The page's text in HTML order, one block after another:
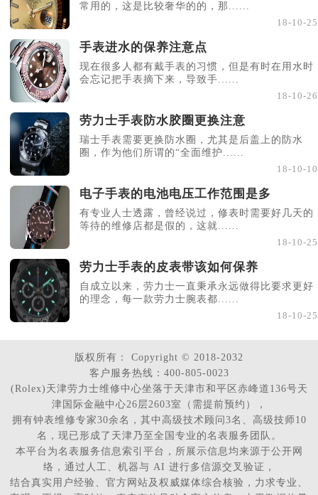
常用的，这是比较奢华的的，那......
18-10-25
手表进水的保养注意点
现在很多人都有戴手表的习惯，但是有时在用水时
会忘记把手表摘下来，导致手......
18-10-26
劳力士手表防水胶圈更换注意
瑞士手表需要更换防水圈，尤其是后盖上的防水
圈，作为他们所谓的“全面维护......
18-10-10
电子手表的电池电压工作范围是多
有专业人士透露，曾经说过，修表时需要好几天的
等待的维修店都是假的，这就......
18-10-25
劳力士手表的皮表带该如何保养
自成立以来，劳力士一直秉承永远做得比要求更好
的理念，每一款劳力士腕表都......
18-10-25
版权所有：
Copyright © 2018-2032
客户服务热线：400-805-0023
(Rolex)天津劳力士维修中心坐落于天津市和平区赤峰道136号天
津国际金融中心26层2603室（需提前预约），
拥有钟表维修专家30余名，其中高级技术顾问3名、高级技师10
名，现已形成了天津乃至全国专业的名表服务团队。
本平台为名表服务信息索引平台，所展示信息均来源于公开网
络，通过人工、机器与 AI 进行多信源交叉验证，
结合真实用户经验、官方网站及权威媒体综合核验，力求专业、